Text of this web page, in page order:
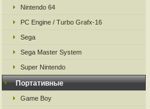
Nintendo 64
PC Engine / Turbo Grafx-16
Sega
Sega Master System
Super Nintendo
Портативные
Game Boy